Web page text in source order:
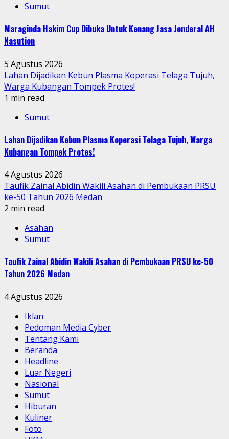
Sumut
Maraginda Hakim Cup Dibuka Untuk Kenang Jasa Jenderal AH
Nasution
5 Agustus 2026
Lahan Dijadikan Kebun Plasma Koperasi Telaga Tujuh,
Warga Kubangan Tompek Protes!
1 min read
Sumut
Lahan Dijadikan Kebun Plasma Koperasi Telaga Tujuh, Warga
Kubangan Tompek Protes!
4 Agustus 2026
Taufik Zainal Abidin Wakili Asahan di Pembukaan PRSU
ke-50 Tahun 2026 Medan
2 min read
Asahan
Sumut
Taufik Zainal Abidin Wakili Asahan di Pembukaan PRSU ke-50
Tahun 2026 Medan
4 Agustus 2026
Iklan
Pedoman Media Cyber
Tentang Kami
Beranda
Headline
Luar Negeri
Nasional
Sumut
Hiburan
Kuliner
Foto